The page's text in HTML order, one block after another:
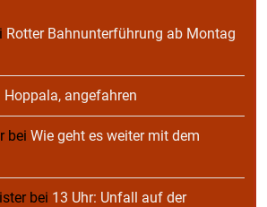
Rotter Bahnunterführung ab Montag
Hoppala, angefahren
bei Wie geht es weiter mit dem
bei 13 Uhr: Unfall auf der